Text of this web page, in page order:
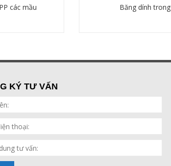
các mầu Băng dính trong
KÝ TƯ VẤN